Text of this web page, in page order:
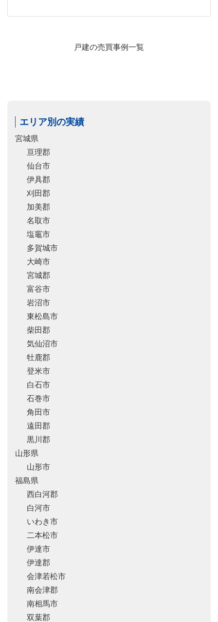
戸建の売買事例一覧
エリア別の実績
宮城県
亘理郡
仙台市
伊具郡
刈田郡
加美郡
名取市
塩竈市
多賀城市
大崎市
宮城郡
富谷市
岩沼市
東松島市
柴田郡
気仙沼市
牡鹿郡
登米市
白石市
石巻市
角田市
遠田郡
黒川郡
山形県
山形市
福島県
西白河郡
白河市
いわき市
二本松市
伊達市
伊達郡
会津若松市
南会津郡
南相馬市
双葉郡